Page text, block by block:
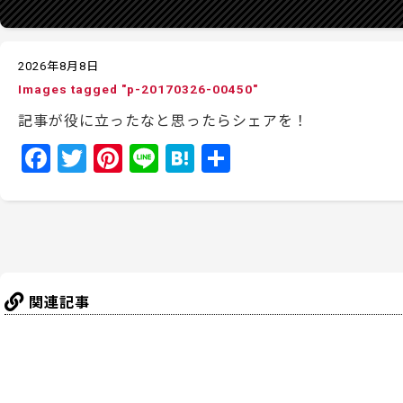
2026年8月8日
Images tagged "p-20170326-00450"
記事が役に立ったなと思ったらシェアを！
F
o
T
Pi Li H
関連記事